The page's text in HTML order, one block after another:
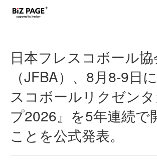
日本フレスコボール協
（JFBA）、8月8-9日
スコボールリクゼン
プ2026』を5年連続で
ことを公式発表。